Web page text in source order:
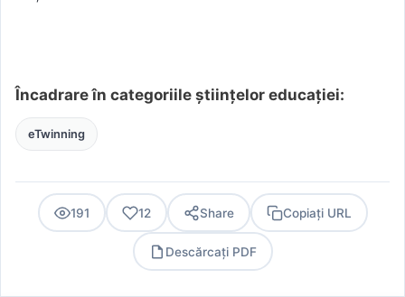
Încadrare în categoriile științelor educației:
eTwinning
191 12 Share Copiați URL
Descărcați PDF